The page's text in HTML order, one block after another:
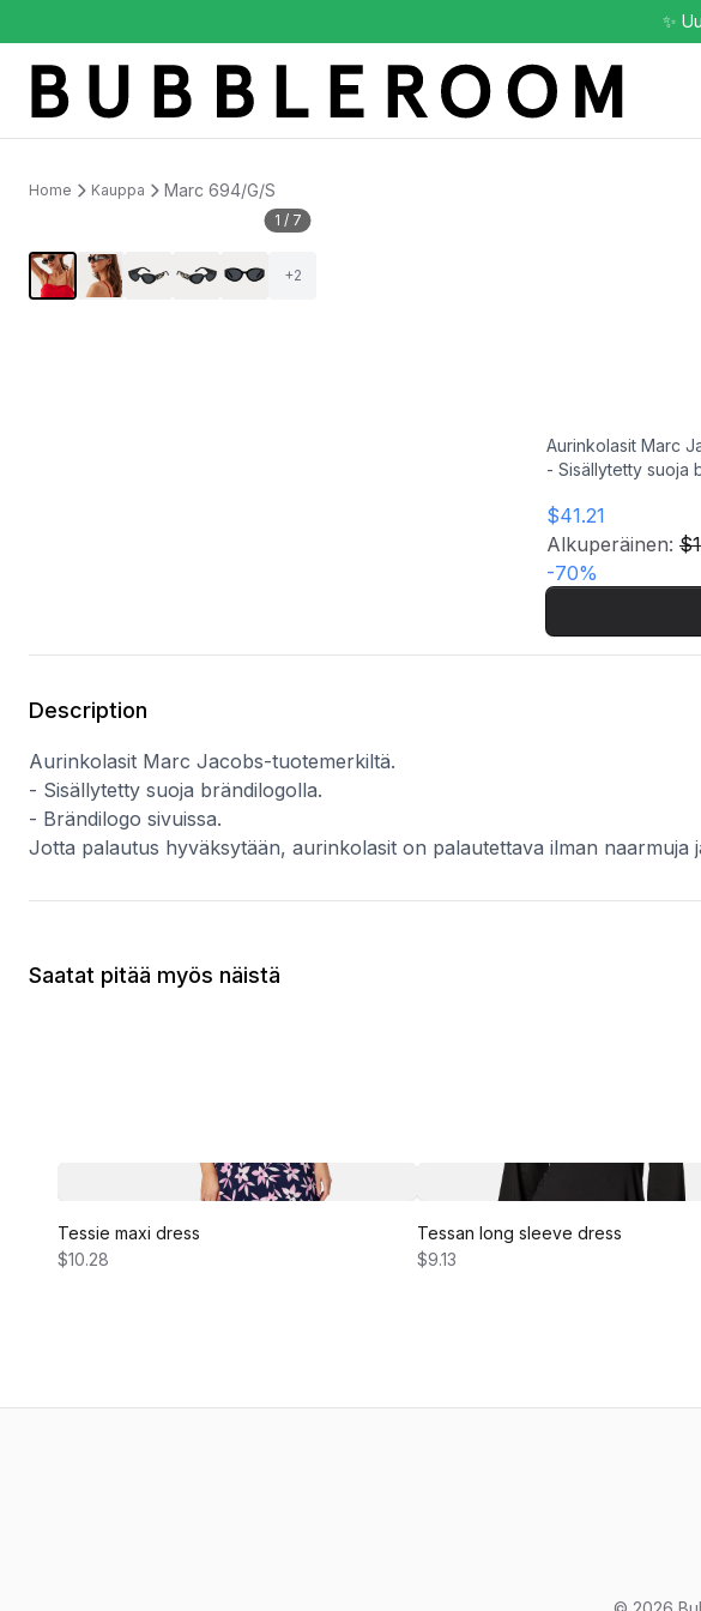
✨
Home Kauppa Marc 694/G/S
1 / 7
+2
Aurinkolasit Marc
- Sisällytetty suoja
Jotta palautus
$41.21
Alkuperäinen:
-70%
Description
Aurinkolasit Marc Jacobs-tuotemerkiltä.
- Sisällytetty suoja brändilogolla.
- Brändilogo sivuissa.
Jotta palautus hyväksytään, aurinkolasit on palautettava ilman naarmuja
Saatat pitää myös näistä
Tessie maxi dress
$10.28
Tessan long sleeve dress
$9.13